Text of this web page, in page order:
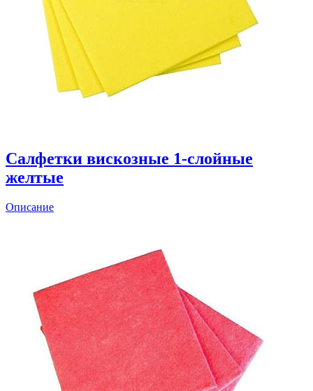
Салфетки вискозные 1-слойные
желтые
Описание